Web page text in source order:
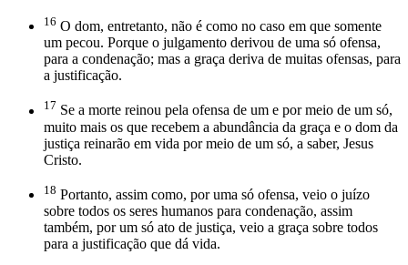
16 O dom, entretanto, não é como no caso em que somente
um pecou. Porque o julgamento derivou de uma só ofensa,
para a condenação; mas a graça deriva de muitas ofensas, para
a justificação.
17 Se a morte reinou pela ofensa de um e por meio de um só,
muito mais os que recebem a abundância da graça e o dom da
justiça reinarão em vida por meio de um só, a saber, Jesus
Cristo.
18 Portanto, assim como, por uma só ofensa, veio o juízo
sobre todos os seres humanos para condenação, assim
também, por um só ato de justiça, veio a graça sobre todos
para a justificação que dá vida.